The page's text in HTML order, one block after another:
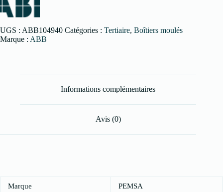
UGS : ABB104940 Catégories : Tertiaire, Boîtiers moulés
Marque : ABB
Informations complémentaires
Avis (0)
Marque PEMSA